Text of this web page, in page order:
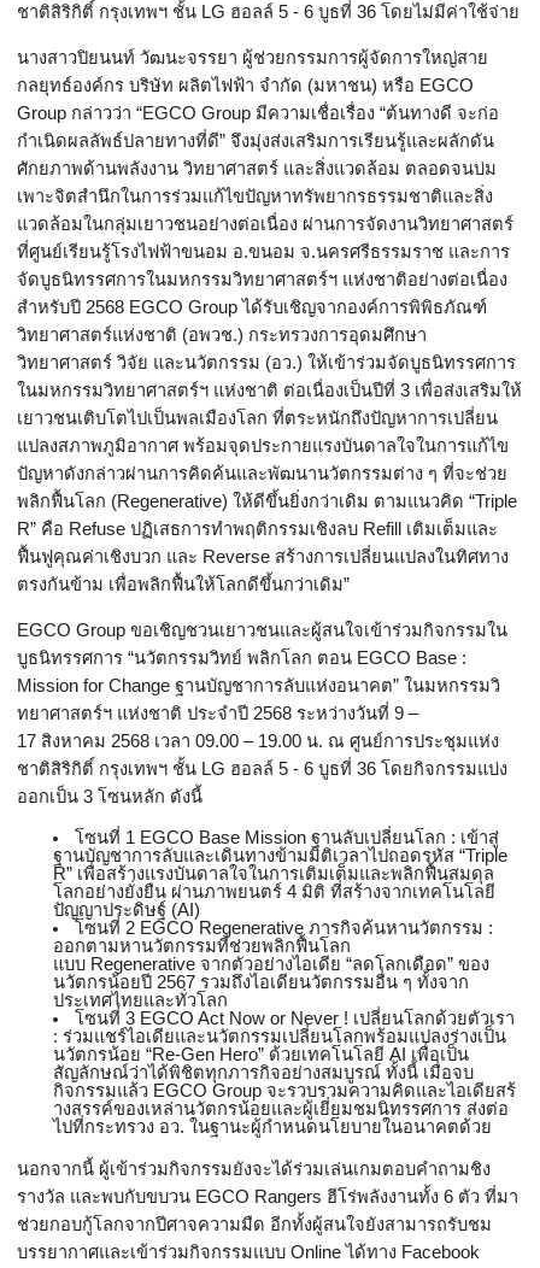
ชาติสิริกิติ์ กรุงเทพฯ ชั้น LG ฮอลล์5 - 6 บูธที่36 โดยไม่มีค่าใช้จ่าย
นางสาวปิยนนท์ วัฒนะจรรยา ผู้ช่วยกรรมการผู้จัดการใหญ่สาย
กลยุทธ์องค์กร บริษัท ผลิตไฟฟ้า จำกัด (มหาชน) หรือ EGCO
Group กล่าวว่า “EGCO Group มีความเชื่อเรื่อง “ต้นทางดี จะก่อ
กำเนิดผลลัพธ์ปลายทางที่ดี” จึงมุ่งส่งเสริมการเรียนรู้และผลักดัน
ศักยภาพด้านพลังงาน วิทยาศาสตร์ และสิ่งแวดล้อม ตลอดจนบ่ม
เพาะจิตสำนึกในการร่วมแก้ไขปัญหาทรัพยากรธรรมชาติและสิ่ง
แวดล้อมในกลุ่มเยาวชนอย่างต่อเนื่อง ผ่านการจัดงานวิทยาศาสตร์
ที่ศูนย์เรียนรู้โรงไฟฟ้าขนอม อ.ขนอม จ.นครศรีธรรมราช และการ
จัดบูธนิทรรศการในมหกรรมวิทยาศาสตร์ฯ แห่งชาติอย่างต่อเนื่อง
สำหรับปี 2568 EGCO Groupได้รับเชิญจากองค์การพิพิธภัณฑ์
วิทยาศาสตร์แห่งชาติ (อพวช.) กระทรวงการอุดมศึกษา
วิทยาศาสตร์ วิจัย และนวัตกรรม (อว.) ให้เข้าร่วมจัดบูธนิทรรศการ
ในมหกรรมวิทยาศาสตร์ฯ แห่งชาติ ต่อเนื่องเป็นปีที่3 เพื่อส่งเสริมให้
เยาวชนเติบโตไปเป็นพลเมืองโลก ที่ตระหนักถึงปัญหาการเปลี่ยน
แปลงสภาพภูมิอากาศ พร้อมจุดประกายแรงบันดาลใจในการแก้ไข
ปัญหาดังกล่าวผ่านการคิดค้นและพัฒนานวัตกรรมต่าง ๆ ที่จะช่วย
พลิกฟื้นโลก (Regenerative)ให้ดีขึ้นยิ่งกว่าเดิม ตามแนวคิด “Triple
R” คือ Refuseปฏิเสธการทำพฤติกรรมเชิงลบ Refill เติมเต็มและ
ฟื้นฟูคุณค่าเชิงบวก และ Reverse สร้างการเปลี่ยนแปลงในทิศทาง
ตรงกันข้าม เพื่อพลิกฟื้นให้โลกดีขึ้นกว่าเดิม”
EGCO Groupขอเชิญชวนเยาวชนและผู้สนใจเข้าร่วมกิจกรรมใน
บูธนิทรรศการ “นวัตกรรมวิทย์ พลิกโลก ตอน EGCO Base :
Mission for Changeฐานบัญชาการลับแห่งอนาคต” ในมหกรรมวิ
ทยาศาสตร์ฯ แห่งชาติ ประจำปี 2568 ระหว่างวันที่9 –
17 สิงหาคม 2568 เวลา09.00 – 19.00 น. ณ ศูนย์การประชุมแห่ง
ชาติสิริกิติ์ กรุงเทพฯ ชั้น LG ฮอลล์5 - 6 บูธที่36 โดยกิจกรรมแบ่ง
ออกเป็น3 โซนหลัก ดังนี้
โซนที่ 1 EGCO Base Missionฐานลับเปลี่ยนโลก : เข้าสู่
ฐานบัญชาการลับและเดินทางข้ามมิติเวลาไปถอดรหัส “Triple
R” เพื่อสร้างแรงบันดาลใจในการเติมเต็มและพลิกฟื้นสมดุล
โลกอย่างยั่งยืน ผ่านภาพยนตร์4 มิติ ที่สร้างจากเทคโนโลยี
ปัญญาประดิษฐ์ (AI)
โซนที่ 2 EGCO Regenerativeภารกิจค้นหานวัตกรรม :
ออกตามหานวัตกรรมที่ช่วยพลิกฟื้นโลก
แบบ Regenerative จากตัวอย่างไอเดีย “ลดโลกเดือด” ของ
นวัตกรน้อยปี 2567 รวมถึงไอเดียนวัตกรรมอื่น ๆ ทั้งจาก
ประเทศไทยและทั่วโลก
โซนที่3 EGCO Act Now or Never ! เปลี่ยนโลกด้วยตัวเรา
: ร่วมแชร์ไอเดียและนวัตกรรมเปลี่ยนโลกพร้อมแปลงร่างเป็น
นวัตกรน้อย “Re-Gen Hero” ด้วยเทคโนโลยีAI เพื่อเป็น
สัญลักษณ์ว่าได้พิชิตทุกภารกิจอย่างสมบูรณ์ ทั้งนี้ เมื่อจบ
กิจกรรมแล้ว EGCO Group จะรวบรวมความคิดและไอเดียสร้
างสรรค์ของเหล่านวัตกรน้อยและผู้เยี่ยมชมนิทรรศการ ส่งต่อ
ไปที่กระทรวง อว. ในฐานะผู้กำหนดนโยบายในอนาคตด้วย
นอกจากนี้ ผู้เข้าร่วมกิจกรรมยังจะได้ร่วมเล่นเกมตอบคำถามชิง
รางวัล และพบกับขบวน EGCO Rangers ฮีโร่พลังงานทั้ง6 ตัว ที่มา
ช่วยกอบกู้โลกจากปีศาจความมืด อีกทั้งผู้สนใจยังสามารถรับชม
บรรยากาศและเข้าร่วมกิจกรรมแบบOnlineได้ทาง Facebook